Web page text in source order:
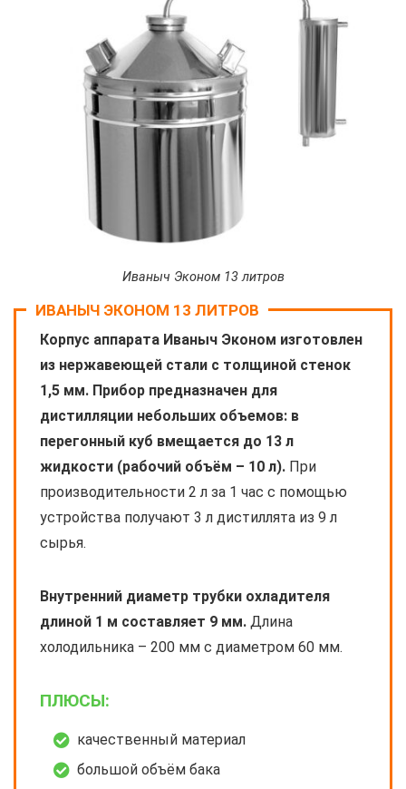
Иваныч Эконом 13 литров
ИВАНЫЧ ЭКОНОМ 13 ЛИТРОВ
Корпус аппарата Иваныч Эконом изготовлен
из нержавеющей стали с толщиной стенок
1,5 мм. Прибор предназначен для
дистилляции небольших объемов: в
перегонный куб вмещается до 13 л
жидкости (рабочий объём – 10 л). При
производительности 2 л за 1 час с помощью
устройства получают 3 л дистиллята из 9 л
сырья.
Внутренний диаметр трубки охладителя
длиной 1 м составляет 9 мм. Длина
холодильника – 200 мм с диаметром 60 мм.
ПЛЮСЫ:
качественный материал
большой объём бака